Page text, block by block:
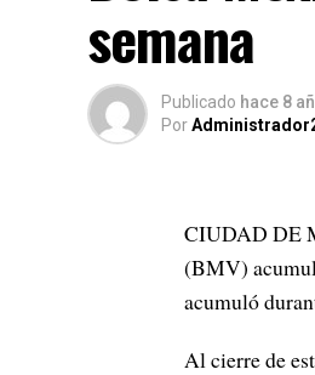
semana
Publicado hace 8
Por
CIUDAD DE
(BMV)
acumuló
Al cierre de